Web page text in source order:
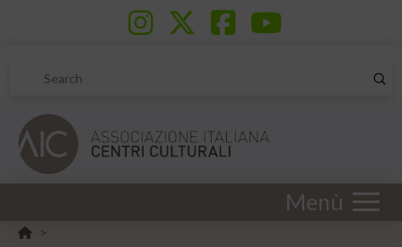
Search
Menù
HOME
>